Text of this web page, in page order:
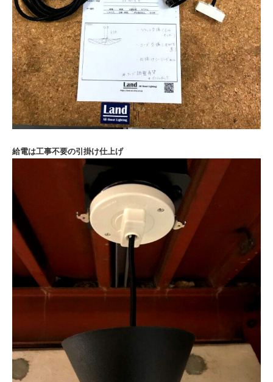
給電は工事不要の引掛け仕上げ